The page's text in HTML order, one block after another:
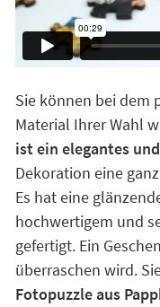
Sie können bei dem
Material Ihrer Wahl
ist ein elegantes
Dekoration eine
Es hat eine
hochwertigem und
gefertigt. Ein
überraschen wird.
Fotopuzzle aus